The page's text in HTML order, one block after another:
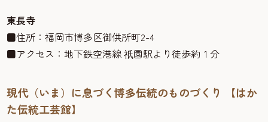
東長寺
■住所：福岡市博多区御供所町2-4
■アクセス：地下鉄空港線祇園駅より徒歩約１分
現代（いま）に息づく博多伝統のものづくり 【はか
た伝統工芸館】